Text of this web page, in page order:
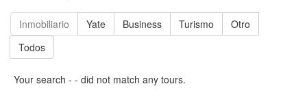
Inmobiliario Yate Business Turismo
Otro
Todos
Your search - - did not match any tours.